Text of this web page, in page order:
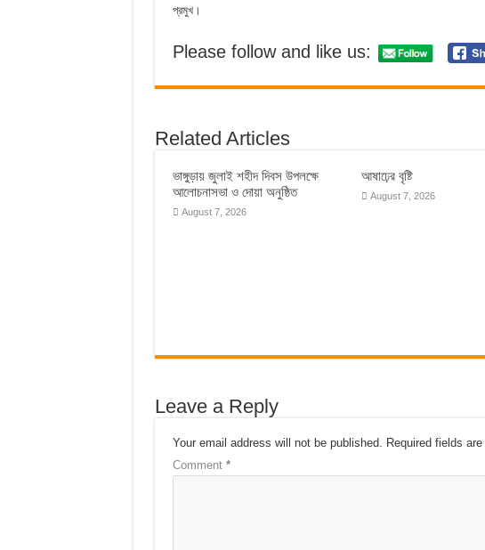
প্রমুখ।
Please follow and like us:
Related Articles
ভাঙ্গুড়ায় জুলাই শহীদ দিবস উপলক্ষে
আলোচনাসভা ও দোয়া অনুষ্ঠিত
August 7, 2026
আষাঢ়ের বৃষ্টি
August 7, 2026
Leave a Reply
Your email address will not be published. Required fields
Comment *